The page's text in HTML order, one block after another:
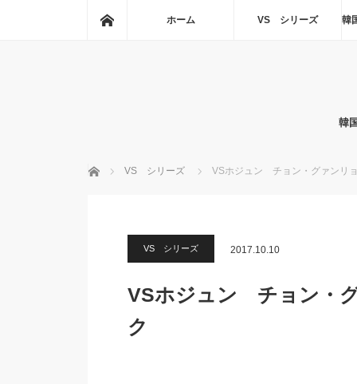
ホーム VS シリーズ 韓
韓
ホーム VS シリーズ VSホジュン チョン・グァン
VS シリーズ 2017.10.10
VSホジュン チョン・
ク